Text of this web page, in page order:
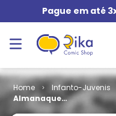
Pague em até
Infanto-Juvenis
Almanaque
Disney de